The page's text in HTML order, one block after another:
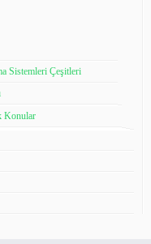
Sistemleri Çeşitleri
Konular